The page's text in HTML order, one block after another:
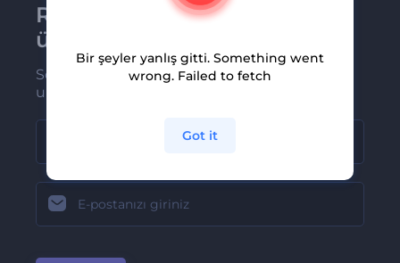
Renderforest bültenine
üye olun
Son haber ve tekliflerimiz ilk olarak size
ulaşsın
Bir şeyler yanlış gitti. Something went
wrong. Failed to fetch
Got it